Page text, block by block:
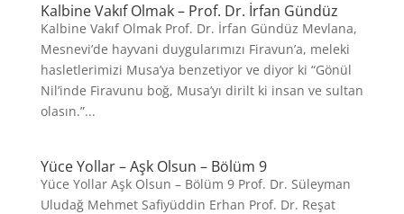
Kalbine Vakıf Olmak – Prof. Dr. İrfan Gündüz
Kalbine Vakıf Olmak Prof. Dr. İrfan Gündüz Mevlana,
Mesnevi’de hayvani duygularımızı Firavun’a, meleki
hasletlerimizi Musa’ya benzetiyor ve diyor ki “Gönül
Nil’inde Firavunu boğ, Musa’yı dirilt ki insan ve sultan
olasın.”...
Yüce Yollar – Aşk Olsun – Bölüm 9
Yüce Yollar Aşk Olsun – Bölüm 9 Prof. Dr. Süleyman
Uludağ Mehmet Safiyüddin Erhan Prof. Dr. Reşat